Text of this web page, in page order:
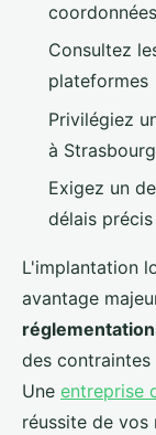
Consultez
plateformes
Privilégiez
à Strasbourg
Exigez un
délais précis
L'implantation
avantage
des
Une entreprise
réussite de